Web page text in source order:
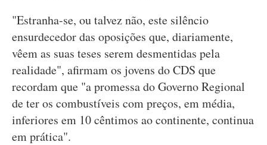
"Estranha-se, ou talvez não, este silêncio
ensurdecedor das oposições que, diariamente,
vêem as suas teses serem desmentidas pela
realidade", afirmam os jovens do CDS que
recordam que "a promessa do Governo Regional
de ter os combustíveis com preços, em média,
inferiores em 10 cêntimos ao continente, continua
em prática".